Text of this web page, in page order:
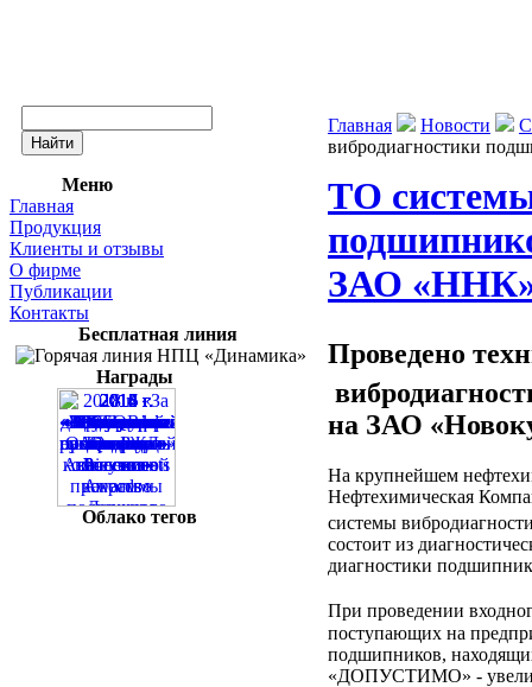
Меню
Главная
Продукция
Клиенты и отзывы
О фирме
Публикации
Контакты
Бесплатная линия
Награды
Облако тегов
Главная Новости
вибродиагностики
ТО
ЗАО
Проведено
на ЗАО
На крупнейшем
Нефтехимическая
системы
состоит из
диагностики
При проведении
поступающих на
подшипников,
«ДОПУСТИМО» -